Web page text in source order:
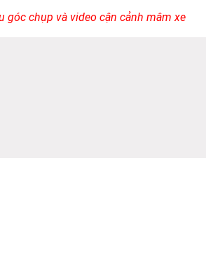
góc chụp và video cận cảnh mâm xe